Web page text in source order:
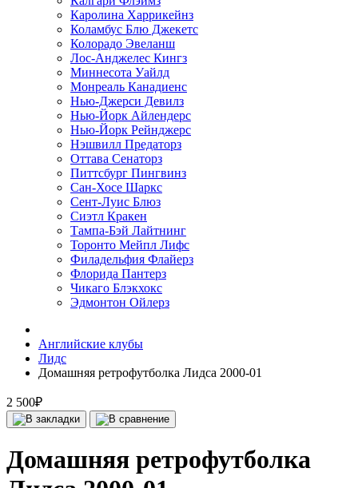
Каролина Харрикейнз
Коламбус Блю Джекетс
Колорадо Эвеланш
Лос-Анджелес Кингз
Миннесота Уайлд
Монреаль Канадиенс
Нью-Джерси Девилз
Нью-Йорк Айлендерс
Нью-Йорк Рейнджерс
Нэшвилл Предаторз
Оттава Сенаторз
Питтсбург Пингвинз
Сан-Хосе Шаркс
Сент-Луис Блюз
Сиэтл Кракен
Тампа-Бэй Лайтнинг
Торонто Мейпл Лифс
Филадельфия Флайерз
Флорида Пантерз
Чикаго Блэкхокс
Эдмонтон Ойлерз
Английские клубы
Лидс
Домашняя ретрофутболка Лидса 2000-01
2 500₽
Домашняя ретрофутболка